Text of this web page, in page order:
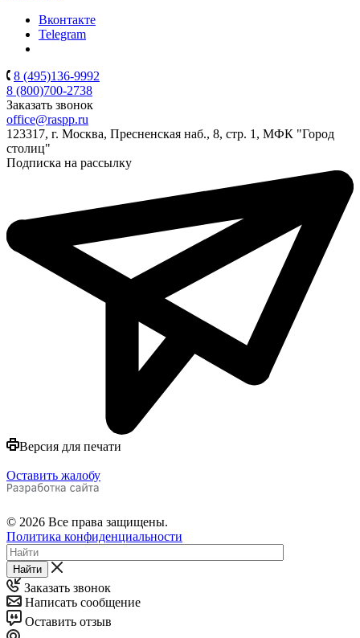
Вконтакте
Telegram
8 (495)136-9992
8 (800)700-2738
Заказать звонок
office@raspp.ru
123317, г. Москва, Пресненская наб., 8, стр. 1, МФК "Город
столиц"
Подписка на рассылку
Версия для печати
Оставить жалобу
© 2026 Все права защищены.
Политика конфиденциальности
Найти
Заказать звонок
Написать сообщение
Оставить отзыв